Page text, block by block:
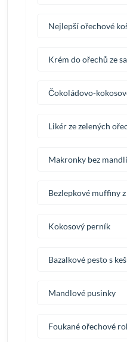
Nejlepší ořechové
Krém do ořechů ze
Čokoládovo-
Likér ze zelených
Makronky bez mandlí
Bezlepkové muffiny
Kokosový perník
Bazalkové pesto s
Mandlové pusinky
Foukané ořechové